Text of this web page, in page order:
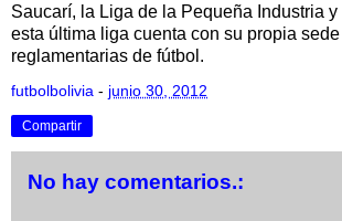
Saucarí, la Liga de la Pequeña Industria
esta última liga cuenta con su propia
reglamentarias de fútbol.
futbolbolivia - junio 30, 2012
Compartir
No hay comentarios.: